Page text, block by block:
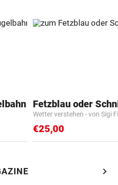
Fetzblau oder
Wetter verstehen - von Sigi
€25,00
chevron_right